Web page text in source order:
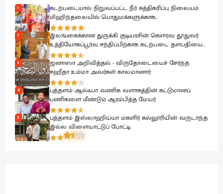
1
கடற்படையால் நிறுவப்பட்ட நீர் சுத்திகரிப்பு நிலையம்
மிஹிந்தலையில் பொதுமக்களுக்காக
கையளிக்கப்பட்டது
2
இலங்கைக்கான துருக்கி குடியரசின் கௌரவ தூதுவர்
உத்தியோகப்பூர்வ சந்திப்பிற்காக கடற்படை தளபதியை
சந்தித்தார்
3
ஜனாஸா அறிவித்தல் - விருதோடையைச் சேர்ந்த
சஹீதா உம்மா அவர்கள் காலமானார்
4
புத்தளம் ஆல்ஃபா வணிக வளாகத்தின் கட்டுமானப்
பணிகளை மீண்டும் ஆரம்பித்த மேயர்
5
புத்தளம் இஸ்லாஹிய்யா மகளிர் கல்லூரியின் வருடாந்த
இல்ல விளையாட்டுப் போட்டி.